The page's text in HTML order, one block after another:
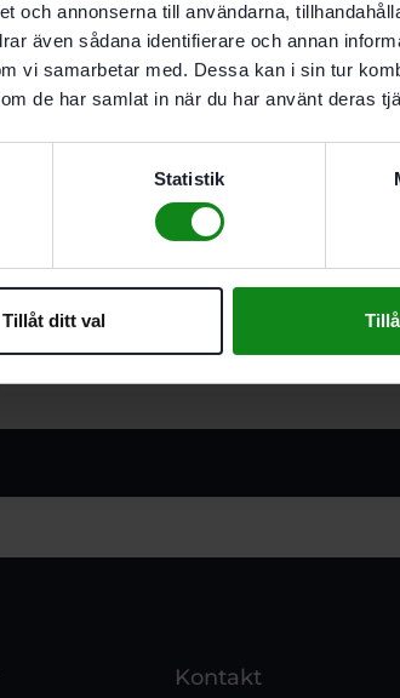
och annonserna till användarna,
även sådana identifierare och annan
vi samarbetar med. Dessa kan i sin tur
de har samlat in när du har använt deras
Statistik
Tillåt ditt val
Beskrivning Teknisk Data
Egenskaper
Montering av möbler och kök
Montage av beslag. bakstycken.
Skruvning i trä. metall och plast
Staket. spaljéer. carports. skärmtak
Bygga bjälklag
För alla Festool-skruvdragare med
Kontakt